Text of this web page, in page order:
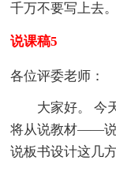
千万不要写上去
说课稿5
各位评委老师：
大家好。 今天
将从说教材——
说板书设计这几